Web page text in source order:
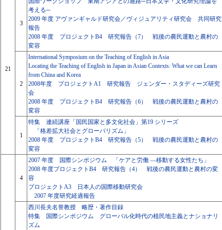
21
3
考える─
2009 年度 アヴァンギャルド研究会／ヴィジュアリティ研究会 共同研究
報告
2008 年度 プロジェクトB4 研究報告（7） 戦後の農民運動と農村の
変容
2
International Symposium on the Teaching of English in Asia
Locating the Teaching of English in Japan in Asian Contexts: What we can Learn
from China and Korea
2008年度 プロジェクトA1 研究報告 ジェンダー・スタディーズ研究
会
2008 年度 プロジェクトB4 研究報告（6） 戦後の農民運動と農村の
変容
1
特集 連続講座「国民国家と多文化社会」第19 シリーズ
「格差拡大社会とグローバリズム」
2008 年度 プロジェクトB4 研究報告（5） 戦後の農民運動と農村の
変容
4
2007 年度 国際シンポジウム 「ケアと労働 ―移動する女性たち」
2008 年度プロジェクトB4 研究報告（4） 戦後の農民運動と農村の変
容
プロジェクトA3 日本人の国際移動研究会
2007 年度研究経過報告
西川長夫名誉教授 略歴・著作目録
特集 国際シンポジウム グローバル化時代の植民地主義とナショナリ
ズム